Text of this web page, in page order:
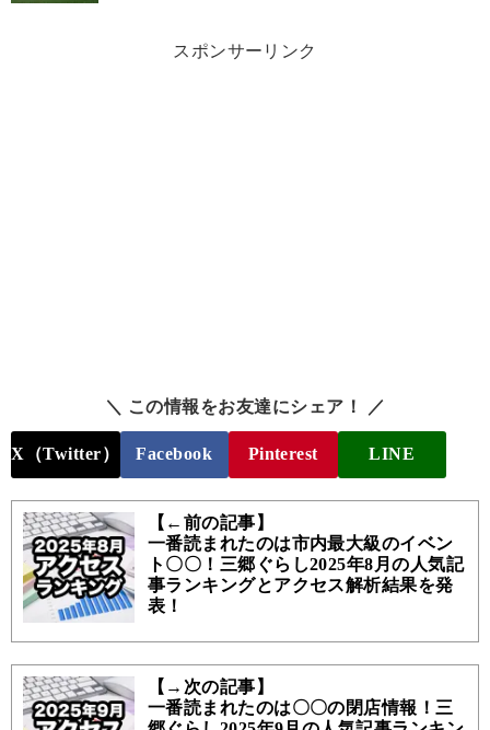
スポンサーリンク
＼ この情報をお友達にシェア！ ／
X（Twitter） Facebook Pinterest LINE
【←前の記事】
一番読まれたのは市内最大級のイベン
ト〇〇！三郷ぐらし2025年8月の人気記
事ランキングとアクセス解析結果を発
表！
【→次の記事】
一番読まれたのは〇〇の閉店情報！三